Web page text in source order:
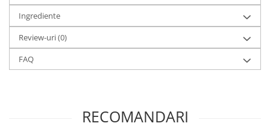
Ingrediente
Review-uri(0)
FAQ
RECOMANDARI